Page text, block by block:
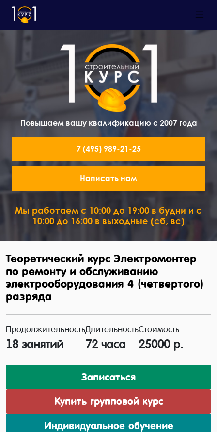
Повышаем вашу квалификацию с 2007 года
7 (495) 989-21-25
Написать нам
Мы работаем с 10:00 до 19:00 в будни и с
10:00 до 16:00 в выходные (сб, вс)
Теоретический курс Электромонтер
по ремонту и обслуживанию
электрооборудования 4 (четвертого)
разряда
Продолжительность
18 занятий
Длительность
72 часа
Стоимость
25000 р.
Записаться
Купить групповой курс
Индивидуальное обучение